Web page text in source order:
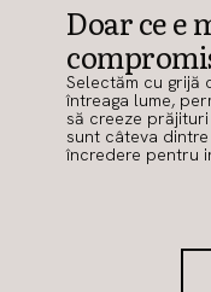
Doar ce e
Selectăm cu grijă
întreaga lume,
să creeze
sunt câteva
încredere pentru